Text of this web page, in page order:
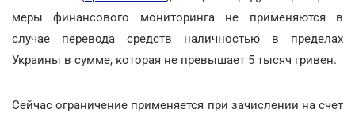
меры финансового мониторинга не применяются в
случае перевода средств наличностью в пределах
Украины в сумме, которая не превышает 5 тысяч гривен.
Сейчас ограничение применяется при зачислении на счет